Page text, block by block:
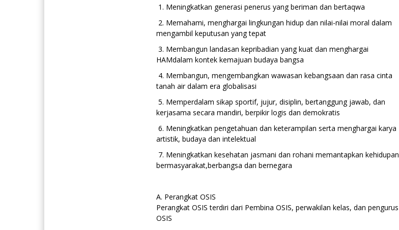
1. Meningkatkan generasi penerus yang beriman dan bertaqwa
2. Memahami, menghargai lingkungan hidup dan nilai-nilai moral dalam
mengambil keputusan yang tepat
3. Membangun landasan kepribadian yang kuat dan menghargai
HAMdalam kontek kemajuan budaya bangsa
4. Membangun, mengembangkan wawasan kebangsaan dan rasa cinta
tanah air dalam era globalisasi
5. Memperdalam sikap sportif, jujur, disiplin, bertanggung jawab, dan
kerjasama secara mandiri, berpikir logis dan demokratis
6. Meningkatkan pengetahuan dan keterampilan serta menghargai karya
artistik, budaya dan intelektual
7. Meningkatkan kesehatan jasmani dan rohani memantapkan kehidupan
bermasyarakat,berbangsa dan bernegara
A. Perangkat OSIS
Perangkat OSIS terdiri dari Pembina OSIS, perwakilan kelas, dan pengurus
OSIS